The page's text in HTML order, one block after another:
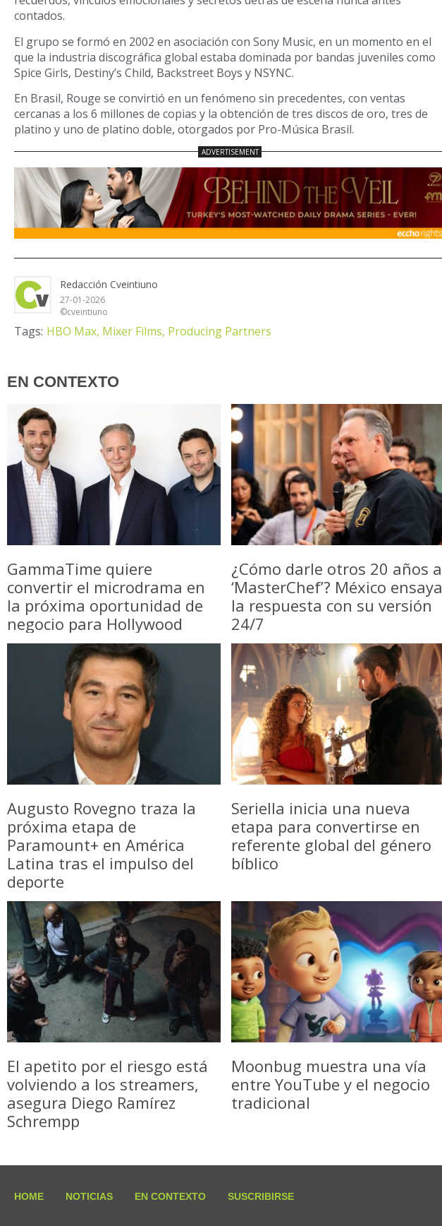
contados.
El grupo se formó en 2002 en asociación con Sony Music, en un momento en el
que la industria discográfica global estaba dominada por bandas juveniles como
Spice Girls, Destiny’s Child, Backstreet Boys y NSYNC.
En Brasil, Rouge se convirtió en un fenómeno sin precedentes, con ventas
cercanas a los 6 millones de copias y la obtención de tres discos de oro, tres de
platino y uno de platino doble, otorgados por Pro-Música Brasil.
Redacción Cveintiuno
27-01-2026
©cveintiuno
Tags: HBO Max, Mixer Films, Producing Partners
EN CONTEXTO
GammaTime quiere
convertir el microdrama en
la próxima oportunidad de
negocio para Hollywood
¿Cómo darle otros 20 años a
‘MasterChef’? México ensaya
la respuesta con su versión
24/7
Augusto Rovegno traza la
próxima etapa de
Paramount+ en América
Latina tras el impulso del
deporte
Seriella inicia una nueva
etapa para convertirse en
referente global del género
bíblico
El apetito por el riesgo está
volviendo a los streamers,
asegura Diego Ramírez
Schrempp
Moonbug muestra una vía
entre YouTube y el negocio
tradicional
HOME NOTICIAS EN CONTEXTO SUSCRIBIRSE